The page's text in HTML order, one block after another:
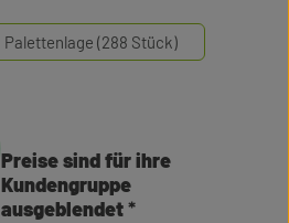
Preise sind für ihre
Kundengruppe
ausgeblendet
Palettenlage (288 Stück)